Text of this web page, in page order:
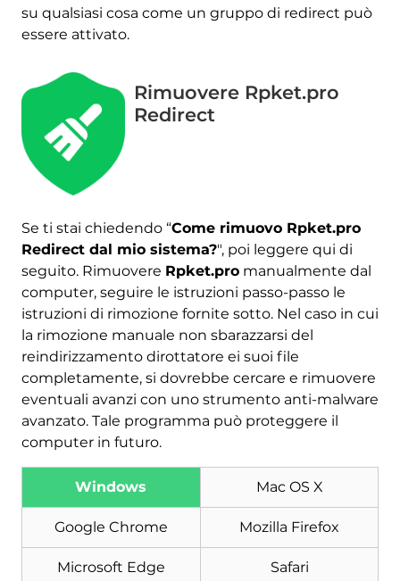
su qualsiasi cosa come un gruppo di redirect può
essere attivato.
Rimuovere Rpket.pro
Redirect
Se ti stai chiedendo “Come rimuovo Rpket.pro
Redirect dal mio sistema?", poi leggere qui di
seguito. Rimuovere Rpket.promanualmente dal
computer, seguire le istruzioni passo-passo le
istruzioni di rimozione fornite sotto. Nel caso in cui
la rimozione manuale non sbarazzarsi del
reindirizzamento dirottatore ei suoi file
completamente, si dovrebbe cercare e rimuovere
eventuali avanzi con uno strumento anti-malware
avanzato. Tale programma può proteggere il
computer in futuro.
Windows Mac OS X
Google Chrome Mozilla Firefox
Microsoft Edge Safari
Strumento di rimozione
malware